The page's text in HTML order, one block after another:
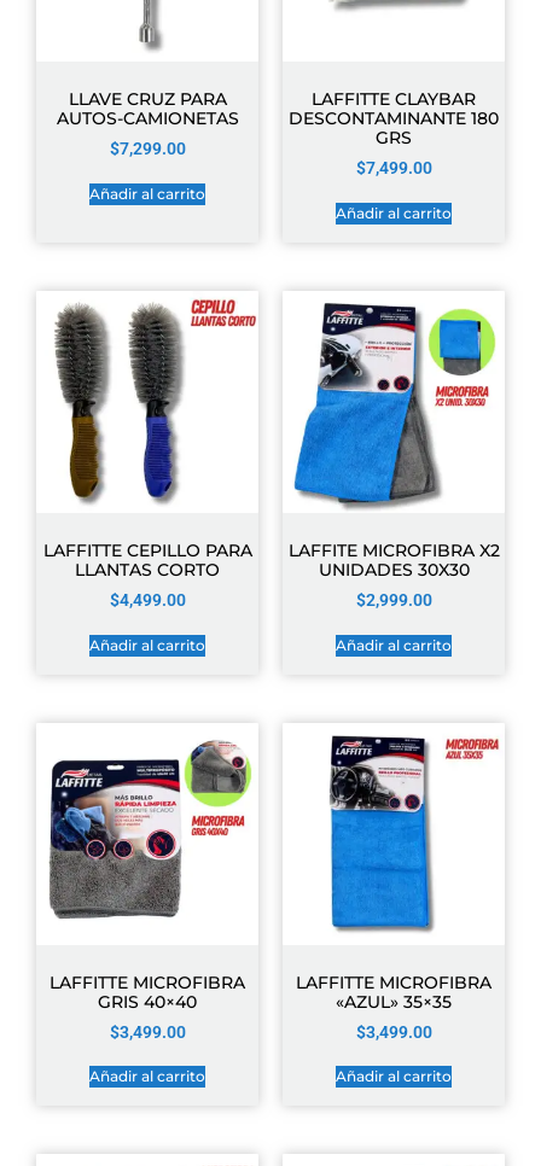
LLAVE CRUZ PARA
AUTOS-CAMIONETAS
$7,299.00
Añadir al carrito
LAFFITTE CLAYBAR
DESCONTAMINANTE 180
GRS
$7,499.00
Añadir al carrito
LAFFITTE CEPILLO PARA
LLANTAS CORTO
$4,499.00
Añadir al carrito
LAFFITE MICROFIBRA X2
UNIDADES 30X30
$2,999.00
Añadir al carrito
LAFFITTE MICROFIBRA
GRIS 40×40
$3,499.00
Añadir al carrito
LAFFITTE MICROFIBRA
«AZUL» 35×35
$3,499.00
Añadir al carrito